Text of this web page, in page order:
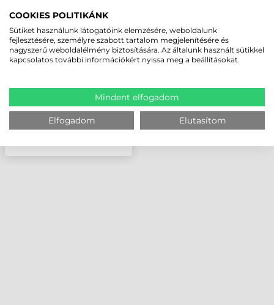
ZEBRA PLASZTIK
FESTÉKSZALAG ZC350 -
2000 OLDAL, FEKETE
COOKIES POLITIKÁNK
Sütiket használunk látogatóink elemzésére, weboldalunk
fejlesztésére, személyre szabott tartalom megjelenítésére és
nagyszerű weboldalélmény biztosítására. Az általunk használt sütikkel
kapcsolatos további információkért nyissa meg a beállításokat.
Mindent elfogadom
Elfogadom Elutasítom